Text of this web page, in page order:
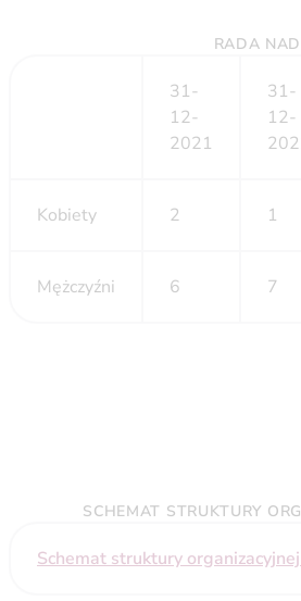
RADA
31-
12-
2021
31-
12-
Kobiety 2 1
Mężczyźni 6 7
SCHEMAT STRUKTURY
Schemat struktury